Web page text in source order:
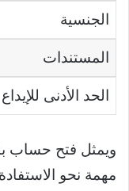
الجنسية
المستندات
الحد الأدنى للإيداع
مهمة نحو